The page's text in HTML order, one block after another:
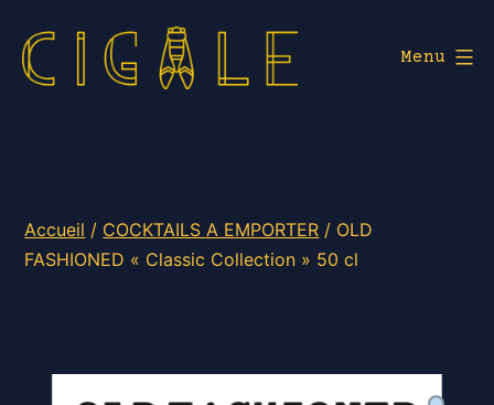
au
contenu
Menu
Accueil / COCKTAILS A EMPORTER / OLD
FASHIONED « Classic Collection » 50 cl